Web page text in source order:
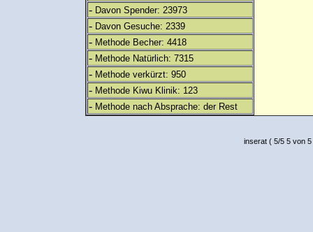
- Davon Spender: 23973
- Davon Gesuche: 2339
- Methode Becher: 4418
- Methode Natürlich: 7315
- Methode verkürzt: 950
- Methode Kiwu Klinik: 123
- Methode nach Absprache: der Rest
inserat( 5/5 5 von 5